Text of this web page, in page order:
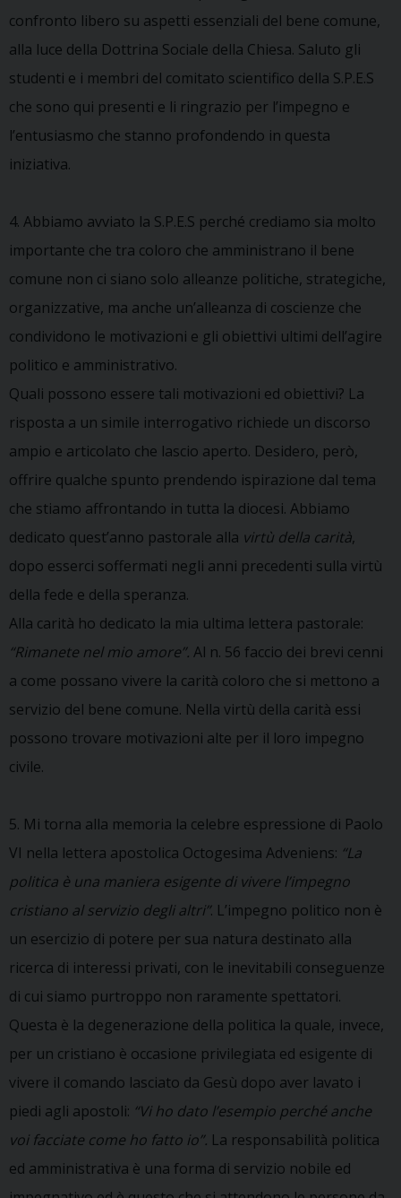
confronto libero su aspetti essenziali del bene comune,
alla luce della Dottrina Sociale della Chiesa. Saluto gli
studenti e i membri del comitato scientifico della S.P.E.S
che sono qui presenti e li ringrazio per l’impegno e
l’entusiasmo che stanno profondendo in questa
iniziativa.
4. Abbiamo avviato la S.P.E.S perché crediamo sia molto
importante che tra coloro che amministrano il bene
comune non ci siano solo alleanze politiche, strategiche,
organizzative, ma anche un’alleanza di coscienze che
condividono le motivazioni e gli obiettivi ultimi dell’agire
politico e amministrativo.
Quali possono essere tali motivazioni ed obiettivi? La
risposta a un simile interrogativo richiede un discorso
ampio e articolato che lascio aperto. Desidero, però,
offrire qualche spunto prendendo ispirazione dal tema
che stiamo affrontando in tutta la diocesi. Abbiamo
dedicato quest’anno pastorale alla virtù della carità,
dopo esserci soffermati negli anni precedenti sulla virtù
della fede e della speranza.
Alla carità ho dedicato la mia ultima lettera pastorale:
“Rimanete nel mio amore”. Al n. 56 faccio dei brevi cenni
a come possano vivere la carità coloro che si mettono a
servizio del bene comune. Nella virtù della carità essi
possono trovare motivazioni alte per il loro impegno
civile.
5. Mi torna alla memoria la celebre espressione di Paolo
VI nella lettera apostolica Octogesima Adveniens: “La
politica è una maniera esigente di vivere l’impegno
cristiano al servizio degli altri”. L’impegno politico non è
un esercizio di potere per sua natura destinato alla
ricerca di interessi privati, con le inevitabili conseguenze
di cui siamo purtroppo non raramente spettatori.
Questa è la degenerazione della politica la quale, invece,
per un cristiano è occasione privilegiata ed esigente di
vivere il comando lasciato da Gesù dopo aver lavato i
piedi agli apostoli: “Vi ho dato l’esempio perché anche
voi facciate come ho fatto io”. La responsabilità politica
ed amministrativa è una forma di servizio nobile ed